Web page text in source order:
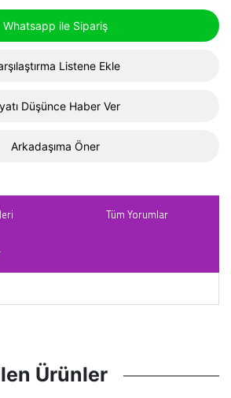
Whatsapp ile Sipariş
Listene Ekle
Düşünce Haber Ver
Arkadaşıma Öner
Tüm Yorumlar
Ürünler